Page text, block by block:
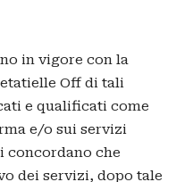
in vigore con la
Off di tali
e qualificati come
e/o sui servizi
concordano che
dei servizi, dopo tale